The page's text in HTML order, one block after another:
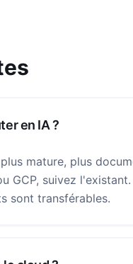
en IA ?
mature, plus
GCP, suivez
sont transférables.